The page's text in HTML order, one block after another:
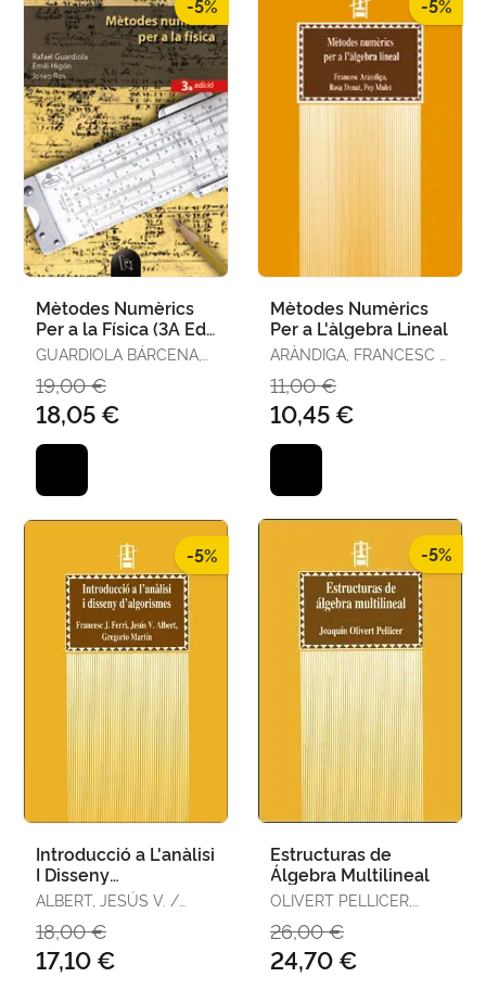
-5%
Mètodes Numèrics
Per a la Física (3A Ed.
)
GUARDIOLA BÁRCENA,
RODRÍGUEZ, EMILI /
ROS PALLARÉS, JOSEP
19,00 €
18,05 €
-5%
Mètodes Numèrics
Per a L'àlgebra Lineal
ARÀNDIGA, FRANCESC /
M. / MULET MESTRE,
PEP
11,00 €
10,45 €
-5%
Introducció a L'anàlisi
I Disseny
D'algorismes
ALBERT, JESÚS V. /
FRANCESC JOSEP /
MARTÍN QUETGLÁS,
GREGORIO
18,00 €
17,10 €
-5%
Estructuras de
Álgebra Multilineal
OLIVERT PELLICER,
26,00 €
24,70 €